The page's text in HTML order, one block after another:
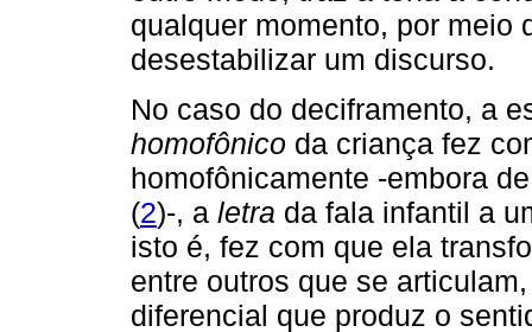
qualquer momento, por meio
desestabilizar um discurso.
No caso do deciframento, a
homofônico da criança fez
homofônicamente -embora
(2)-, a letra da fala infantil a
isto é, fez com que ela
entre outros que se
diferencial que produz o